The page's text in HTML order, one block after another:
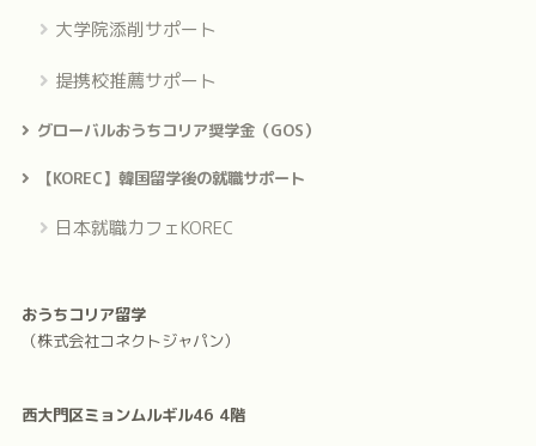
大学院添削サポート
提携校推薦サポート
グローバルおうちコリア奨学金（GOS）
【KOREC】韓国留学後の就職サポート
日本就職カフェKOREC
おうちコリア留学
（株式会社コネクトジャパン）
西大門区ミョンムルギル46 4階